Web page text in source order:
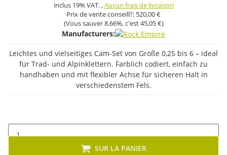
inclus 19% VAT. ,Aucun frais de livraison
Prix ​​de vente conseill?: 520,00 €
(Vous sauver8.66%, c'est45,05 €)
Manufacturers:
Leichtes und vielseitiges Cam-Set von Größe 0,25 bis 6 – ideal
für Trad- und Alpinklettern. Farblich codiert, einfach zu
handhaben und mit flexibler Achse für sicheren Halt in
verschiedenstem Fels.
SUR LA PANIER